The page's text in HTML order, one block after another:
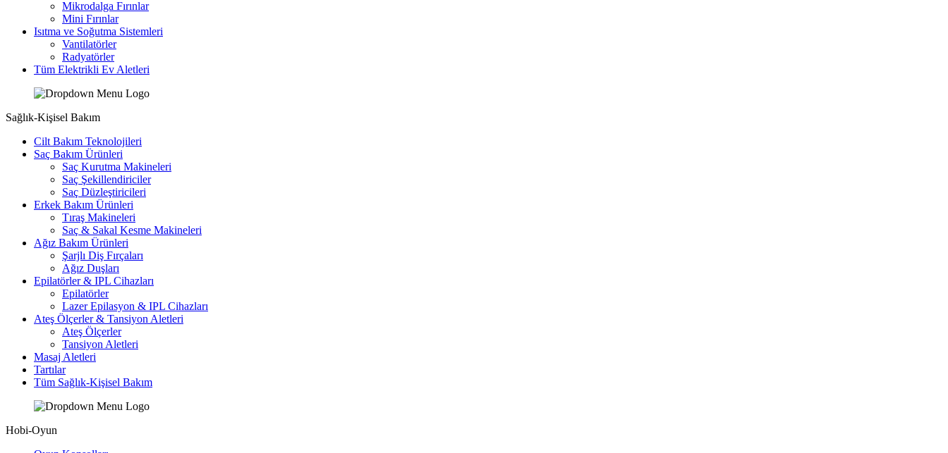
Mikrodalga Fırınlar
Mini Fırınlar
Isıtma ve Soğutma Sistemleri
Vantilatörler
Radyatörler
Tüm Elektrikli Ev Aletleri
Sağlık-Kişisel Bakım
Cilt Bakım Teknolojileri
Saç Bakım Ürünleri
Saç Kurutma Makineleri
Saç Şekillendiriciler
Saç Düzleştiricileri
Erkek Bakım Ürünleri
Tıraş Makineleri
Saç & Sakal Kesme Makineleri
Ağız Bakım Ürünleri
Şarjlı Diş Fırçaları
Ağız Duşları
Epilatörler & IPL Cihazları
Epilatörler
Lazer Epilasyon & IPL Cihazları
Ateş Ölçerler & Tansiyon Aletleri
Ateş Ölçerler
Tansiyon Aletleri
Masaj Aletleri
Tartılar
Tüm Sağlık-Kişisel Bakım
Hobi-Oyun